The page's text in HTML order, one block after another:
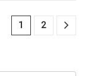
1 2